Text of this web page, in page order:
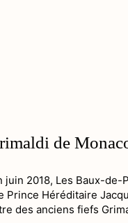
de
juin 2018, Les Baux-de-
Prince Héréditaire
des anciens fiefs